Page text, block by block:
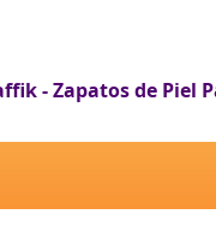
- Zapatos de Piel